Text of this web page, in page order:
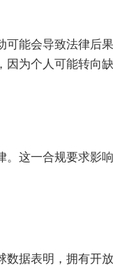
能会导致法律后
为个人可能转向
这一合规要求影
据表明，拥有开